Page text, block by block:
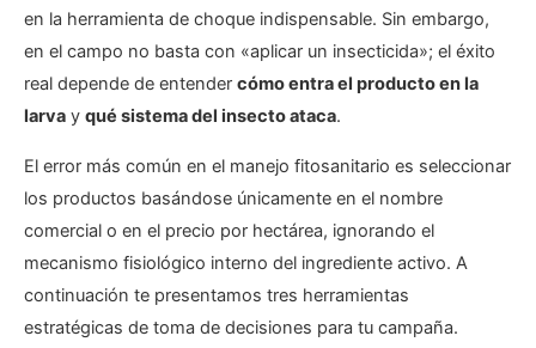
en la herramienta de choque indispensable. Sin embargo,
en el campo no basta con «aplicar un insecticida»; el éxito
real depende de entender cómo entra el producto en la
larva y qué sistema del insecto ataca.
El error más común en el manejo fitosanitario es seleccionar
los productos basándose únicamente en el nombre
comercial o en el precio por hectárea, ignorando el
mecanismo fisiológico interno del ingrediente activo. A
continuación te presentamos tres herramientas
estratégicas de toma de decisiones para tu campaña.